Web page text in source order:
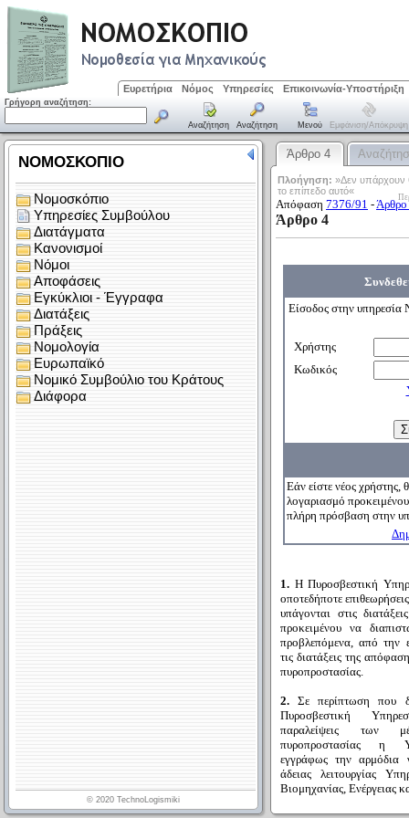
Ευρετήρια Νόμος Υπηρεσίες Επικοινωνία-Υποστήριξη
Γρήγορη αναζήτηση:
Αναζήτηση Αναζήτηση Μενού Εμφάνιση/απόκρυψη
Άρθρο 4